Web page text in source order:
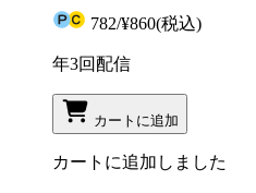
782/¥860(税込)
年3回配信
カートに追加
カートに追加しました